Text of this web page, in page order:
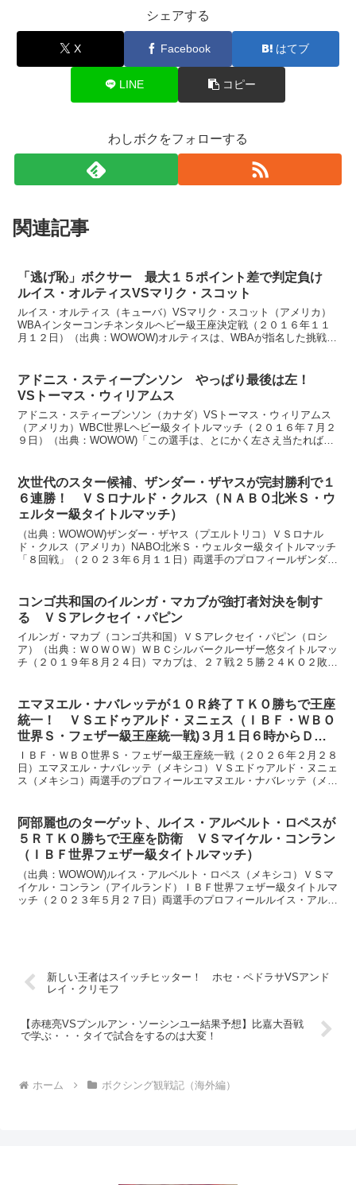
シェアする
X Facebook はてブ
LINE コピー
わしボクをフォローする
関連記事
「逃げ恥」ボクサー 最大１５ポイント差で判定負け
ルイス・オルティスVSマリク・スコット
ルイス・オルティス（キューバ）VSマリク・スコット（アメリカ）
WBAインターコンチネンタルヘビー級王座決定戦（２０１６年１１
月１２日）（出典：WOWOW)オルティスは、WBAが指名した挑戦者
アドニス・スティーブンソン やっぱり最後は左！
VSトーマス・ウィリアムス
アドニス・スティーブンソン（カナダ）VSトーマス・ウィリアムス
（アメリカ）WBC世界Lヘビー級タイトルマッチ（２０１６年７月２
９日）（出典：WOWOW)「この選手は、とにかく左さえ当たればい
次世代のスター候補、ザンダー・ザヤスが完封勝利で１
６連勝！ ＶＳロナルド・クルス（ＮＡＢＯ北米Ｓ・ウ
ェルター級タイトルマッチ）
（出典：WOWOW)ザンダー・ザヤス（プエルトリコ）ＶＳロナル
ド・クルス（アメリカ）NABO北米Ｓ・ウェルター級タイトルマッチ
「８回戦」（２０２３年６月１１日）両選手のプロフィールザンダ
コンゴ共和国のイルンガ・マカブが強打者対決を制す
る ＶＳアレクセイ・パピン
イルンガ・マカブ（コンゴ共和国）ＶＳアレクセイ・パピン（ロシ
ア）（出典：ＷＯＷＯＷ）ＷＢＣシルバークルーザー悠タイトルマッ
チ（２０１９年８月２４日）マカブは、２７戦２５勝２４ＫＯ２敗、
エマヌエル・ナバレッテが１０Ｒ終了ＴＫＯ勝ちで王座
統一！ ＶＳエドゥアルド・ヌニェス（ＩＢＦ・ＷＢＯ
世界Ｓ・フェザー級王座統一戦)３月１日６時からＤＡ
ＺＮで生配信
ＩＢＦ・ＷＢＯ世界Ｓ・フェザー級王座統一戦（２０２６年２月２８
日）エマヌエル・ナバレッテ（メキシコ）ＶＳエドゥアルド・ヌニェ
ス（メキシコ）両選手のプロフィールエマヌエル・ナバレッテ（メキ
阿部麗也のターゲット、ルイス・アルベルト・ロペスが
５ＲＴＫＯ勝ちで王座を防衛 ＶＳマイケル・コンラン
（ＩＢＦ世界フェザー級タイトルマッチ）
（出典：WOWOW)ルイス・アルベルト・ロペス（メキシコ）ＶＳマ
イケル・コンラン（アイルランド）ＩＢＦ世界フェザー級タイトルマ
ッチ（２０２３年５月２７日）両選手のプロフィールルイス・アルベ
新しい王者はスイッチヒッター！ ホセ・ペドラサVSアンド
レイ・クリモフ
【赤穂亮VSプンルアン・ソーシンユー結果予想】比嘉大吾戦
で学ぶ・・・タイで試合をするのは大変！
ホーム ボクシング観戦記（海外編）